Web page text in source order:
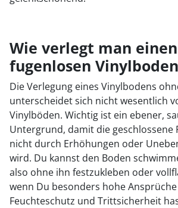
Wie verlegt man einen
fugenlosen
Die Verlegung eines Vinylbodens
unterscheidet sich nicht wesentlich
Vinylböden. Wichtig ist ein ebener,
Untergrund, damit die geschlossene
nicht durch Erhöhungen oder
wird. Du kannst den Boden
also ohne ihn festzukleben oder
wenn Du besonders hohe
Feuchteschutz und Trittsicherheit